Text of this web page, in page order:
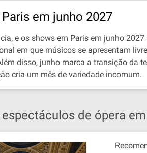
em junho 2027
e os shows em Paris em junho
em que músicos se apresentam
disso, junho marca a transição da
cria um mês de variedade incomum.
de ópera